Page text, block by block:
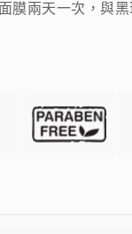
膜兩天一次，與